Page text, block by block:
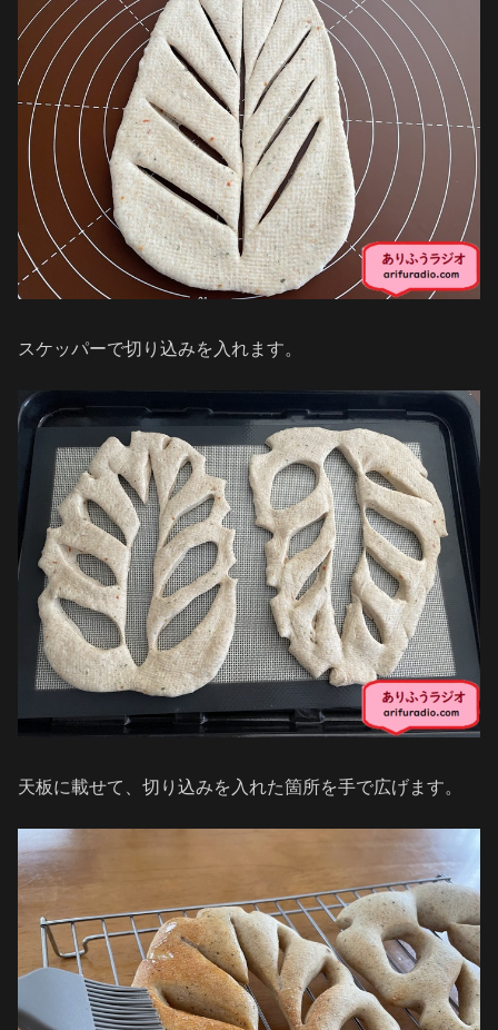
スケッパーで切り込みを入れます。
天板に載せて、切り込みを入れた箇所を手で広げます。